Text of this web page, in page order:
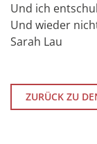
Und ich
Und wieder
Sarah Lau
ZURÜCK ZU